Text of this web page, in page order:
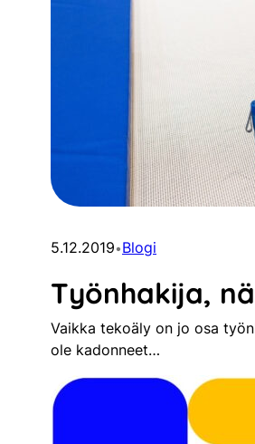
5.12.2019•Blogi
Työnhakija,
Vaikka tekoäly on jo osa
ole kadonneet…